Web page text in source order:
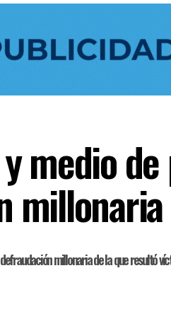
medio
millonaria
millonaria de la que resultó